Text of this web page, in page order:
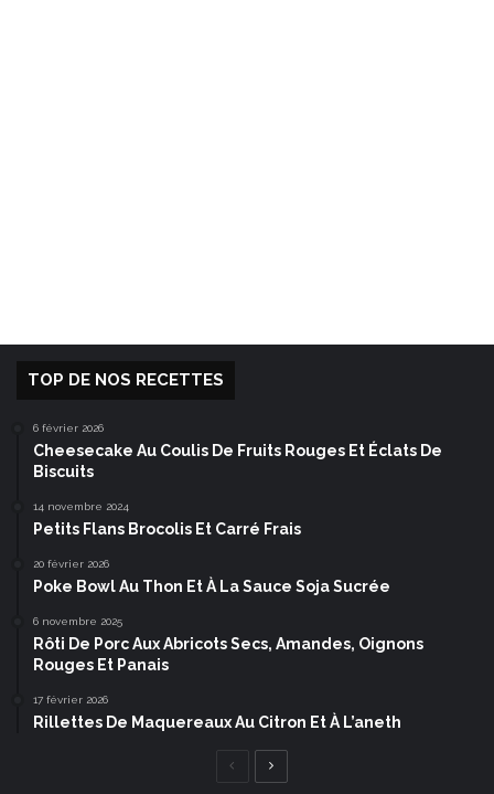
TOP DE NOS RECETTES
6 février 2026
Cheesecake Au Coulis De Fruits Rouges Et Éclats De
Biscuits
14 novembre 2024
Petits Flans Brocolis Et Carré Frais
20 février 2026
Poke Bowl Au Thon Et À La Sauce Soja Sucrée
6 novembre 2025
Rôti De Porc Aux Abricots Secs, Amandes, Oignons
Rouges Et Panais
17 février 2026
Rillettes De Maquereaux Au Citron Et À L’aneth
Page